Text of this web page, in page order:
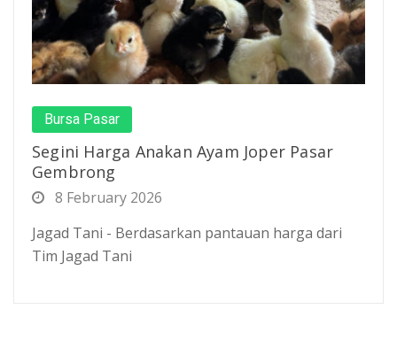
Bursa Pasar
Segini Harga Anakan Ayam Joper Pasar
Gembrong
8 February 2026
Jagad Tani - Berdasarkan pantauan harga dari
Tim Jagad Tani